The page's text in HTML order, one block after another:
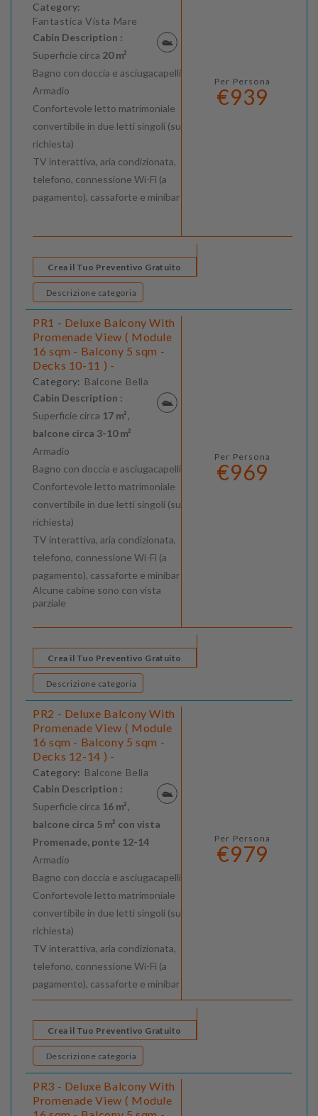
Category:
Fantastica Vista Mare
Cabin Description :
Superficie circa 20 m²
Bagno con doccia e asciugacapelli
Armadio
Confortevole letto matrimoniale
convertibile in due letti singoli (su
richiesta)
TV interattiva, aria condizionata,
telefono, connessione Wi-Fi (a
pagamento), cassaforte e minibar
Per Persona
€939
Crea il Tuo Preventivo Gratuito
Descrizione categoria
PR1 - Deluxe Balcony With
Promenade View ( Module
16 sqm - Balcony 5 sqm -
Decks 10-11 ) -
Category: Balcone Bella
Cabin Description :
Superficie circa 17 m²,
balcone circa 3-10 m²
Armadio
Bagno con doccia e asciugacapelli
Confortevole letto matrimoniale
convertibile in due letti singoli (su
richiesta)
TV interattiva, aria condizionata,
telefono, connessione Wi-Fi (a
pagamento), cassaforte e minibar
Alcune cabine sono con vista
parziale
Per Persona
€969
Crea il Tuo Preventivo Gratuito
Descrizione categoria
PR2 - Deluxe Balcony With
Promenade View ( Module
16 sqm - Balcony 5 sqm -
Decks 12-14 ) -
Category: Balcone Bella
Cabin Description :
Superficie circa 16 m²,
balcone circa 5 m² con vista
Promenade, ponte 12-14
Armadio
Bagno con doccia e asciugacapelli
Confortevole letto matrimoniale
convertibile in due letti singoli (su
richiesta)
TV interattiva, aria condizionata,
telefono, connessione Wi-Fi (a
pagamento), cassaforte e minibar
Per Persona
€979
Crea il Tuo Preventivo Gratuito
Descrizione categoria
PR3 - Deluxe Balcony With
Promenade View ( Module